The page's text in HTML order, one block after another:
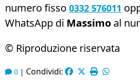
numero fisso 0332 576011
WhatsApp di Massimo al
© Riproduzione riservata
0 | Condividi: